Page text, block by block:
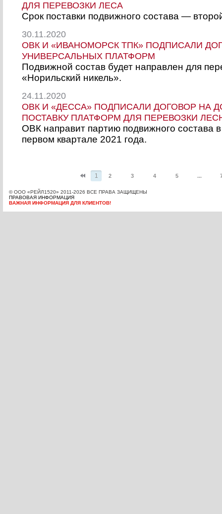
ДЛЯ ПЕРЕВОЗКИ ЛЕСА
Срок поставки подвижного состава —
30.11.2020
ОВК И «ИВАНОМОРСК ТПК» ПОДПИСАЛИ
УНИВЕРСАЛЬНЫХ ПЛАТФОРМ
Подвижной состав будет направлен для
«Норильский никель».
24.11.2020
ОВК И «ДЕССА» ПОДПИСАЛИ ДОГОВОР НА
ПОСТАВКУ ПЛАТФОРМ ДЛЯ ПЕРЕВОЗКИ
ОВК направит партию подвижного состава
первом квартале 2021 года.
1 2 3 4 5 ...
© OOО «РЕЙЛ1520» 2011-2026 ВСЕ ПРАВА ЗАЩИЩЕНЫ
ПРАВОВАЯ ИНФОРМАЦИЯ
ВАЖНАЯ ИНФОРМАЦИЯ ДЛЯ КЛИЕНТОВ!